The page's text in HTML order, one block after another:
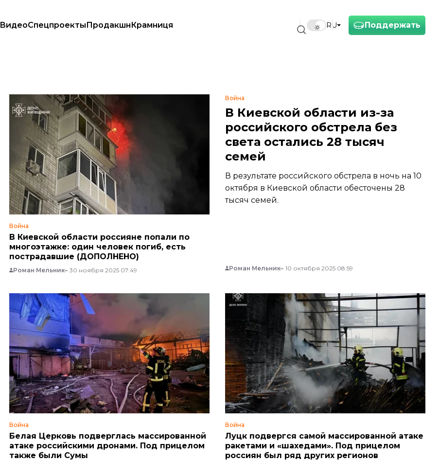
Поддержать
RU
ВидеоСпецпроектыПродакшнКрамниця
Война
В Киевской области россияне попали по
многоэтажке: один человек погиб, есть
пострадавшие (ДОПОЛНЕНО)
Роман Мельник 30 ноября 2025 07:49
Война
В Киевской области из-за
российского обстрела без
света остались 28 тысяч
семей
В результате российского обстрела в ночь на 10
октября в Киевской области обесточены 28
тысяч семей.
Роман Мельник 10 октября 2025 08:59
Война
Белая Церковь подверглась массированной
атаке российскими дронами. Под прицелом
также были Сумы
Война
Луцк подвергся самой массированной атаке
ракетами и «шахедами». Под прицелом
россиян был ряд других регионов